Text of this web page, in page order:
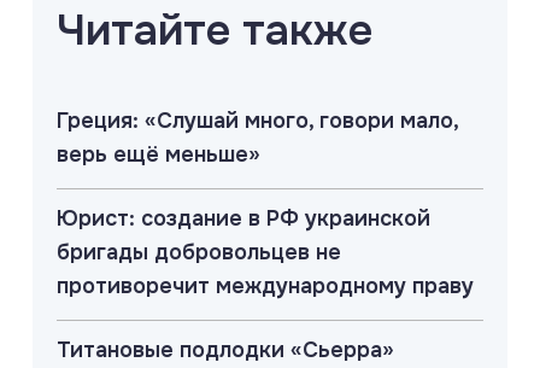
Читайте также
Греция: «Слушай много, говори мало,
верь ещё меньше»
Юрист: создание в РФ украинской
бригады добровольцев не
противоречит международному праву
Титановые подлодки «Сьерра»